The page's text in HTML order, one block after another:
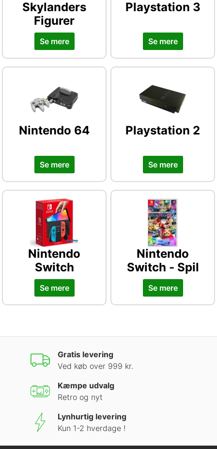
Skylanders
Figurer
Se mere
Playstation 3
Se mere
Nintendo 64
Se mere
Playstation 2
Se mere
Nintendo
Switch
Se mere
Nintendo
Switch - Spil
Se mere
Gratis levering
Ved køb over 999 kr.
Kæmpe udvalg
Retro og nyt
Lynhurtig levering
Kun 1-2 hverdage !